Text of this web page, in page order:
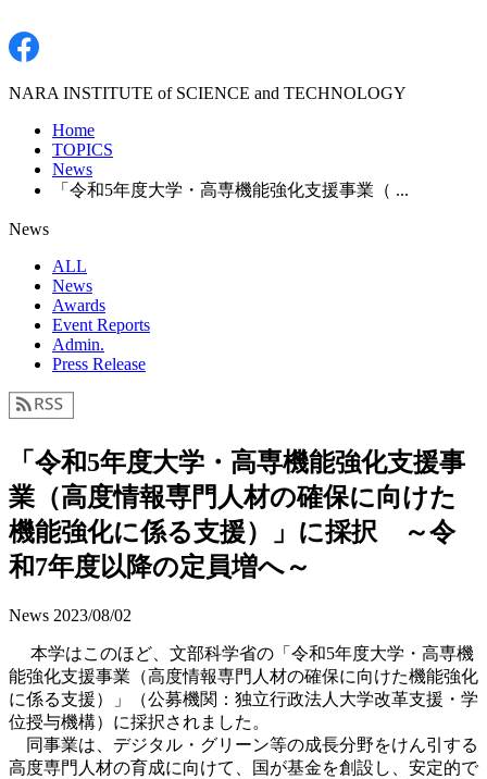
NARA INSTITUTE of SCIENCE and TECHNOLOGY
Home
TOPICS
News
「令和5年度大学・高専機能強化支援事業（ ...
News
ALL
News
Awards
Event Reports
Admin.
Press Release
「令和5年度大学・高専機能強化支援事
業（高度情報専門人材の確保に向けた
機能強化に係る支援）」に採択 ～令
和7年度以降の定員増へ～
News 2023/08/02
本学はこのほど、文部科学省の「令和5年度大学・高専機
能強化支援事業（高度情報専門人材の確保に向けた機能強化
に係る支援）」（公募機関：独立行政法人大学改革支援・学
位授与機構）に採択されました。
同事業は、デジタル・グリーン等の成長分野をけん引する
高度専門人材の育成に向けて、国が基金を創設し、安定的で